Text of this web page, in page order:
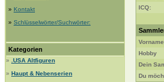
» Kontakt
» Schlüsselwörter/Suchwörter:
Kategorien
»
.USA Altfiguren
» Haupt & Nebenserien
ICQ:
Vorname
Hobby
Dein
Du